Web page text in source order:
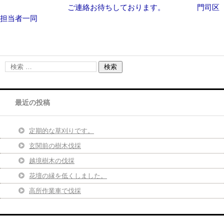
ご連絡お待ちしております。 門司区
担当者一同
最近の投稿
定期的な草刈りです。
玄関前の樹木伐採
越境樹木の伐採
花壇の縁を低くしました。
高所作業車で伐採